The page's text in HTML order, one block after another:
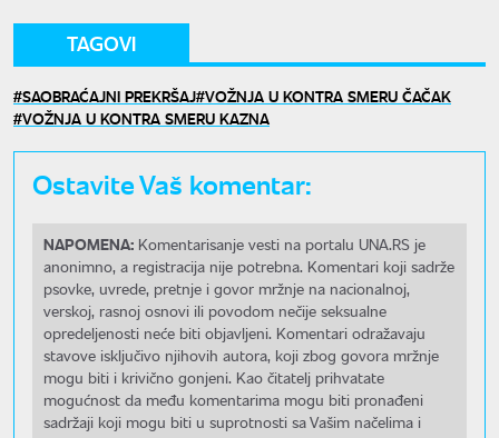
TAGOVI
SAOBRAĆAJNI PREKRŠAJ VOŽNJA U KONTRA SMERU ČAČAK
VOŽNJA U KONTRA SMERU KAZNA
Ostavite Vaš komentar:
NAPOMENA: Komentarisanje vesti na portalu UNA.RS je
anonimno, a registracija nije potrebna. Komentari koji sadrže
psovke, uvrede, pretnje i govor mržnje na nacionalnoj,
verskoj, rasnoj osnovi ili povodom nečije seksualne
opredeljenosti neće biti objavljeni. Komentari odražavaju
stavove isključivo njihovih autora, koji zbog govora mržnje
mogu biti i krivično gonjeni. Kao čitatelj prihvatate
mogućnost da među komentarima mogu biti pronađeni
sadržaji koji mogu biti u suprotnosti sa Vašim načelima i